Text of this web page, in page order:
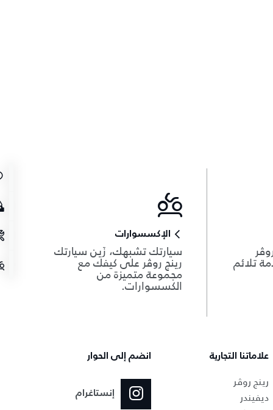
تلائم
الإكسسوارات
سيارتك تشبهك، زَين سيارتك
رينج روڤر على كيفك مع
مجموعة متميزة من
الكسسوارات.
علاماتنا التجارية
رينج روڤر
ديفيندر
انضم إلى الحوار
إنستاغرام